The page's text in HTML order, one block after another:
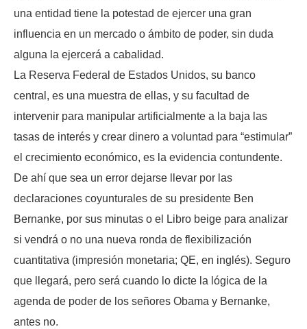
una entidad tiene la potestad de ejercer una gran
influencia en un mercado o ámbito de poder, sin duda
alguna la ejercerá a cabalidad.
La Reserva Federal de Estados Unidos, su banco
central, es una muestra de ellas, y su facultad de
intervenir para manipular artificialmente a la baja las
tasas de interés y crear dinero a voluntad para “estimular”
el crecimiento económico, es la evidencia contundente.
De ahí que sea un error dejarse llevar por las
declaraciones coyunturales de su presidente Ben
Bernanke, por sus minutas o el Libro beige para analizar
si vendrá o no una nueva ronda de flexibilización
cuantitativa (impresión monetaria; QE, en inglés). Seguro
que llegará, pero será cuando lo dicte la lógica de la
agenda de poder de los señores Obama y Bernanke,
antes no.